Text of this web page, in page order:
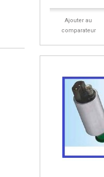
Ajouter au
comparateur